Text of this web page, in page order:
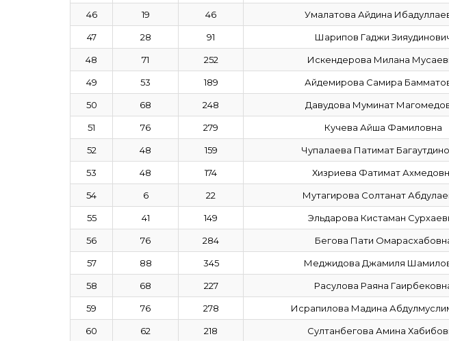
46 19 46 Умалатова Айдина
47 28 91 Шарипов Гаджи
48 71 252 Искендерова Милана
49 53 189 Айдемирова Самира
50 68 248 Давудова Муминат
51 76 279 Кучева Айша Фамиловна
52 48 159 Чупалаева Патимат
53 48 174 Хизриева Фатимат
54 6 22 Мутагирова Солтанат
55 41 149 Эльдарова Кистаман
56 76 284 Бегова Пати
57 88 345 Меджидова Джамиля
58 68 227 Расулова Раяна
59 76 278 Исрапилова Мадина
60 62 218 Султанбегова Амина